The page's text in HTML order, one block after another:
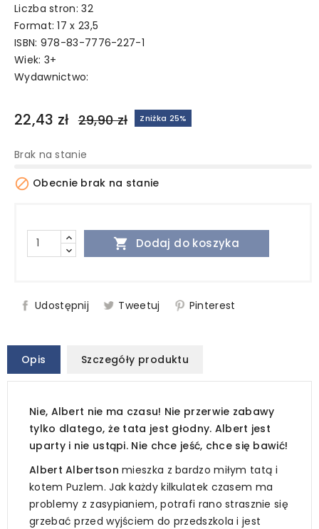
Liczba stron: 32
Format: 17 x 23,5
ISBN: 978-83-7776-227-1
Wiek: 3+
Wydawnictwo:
22,43 zł 29,90 zł Zniżka 25%
Brak na stanie
 Obecnie brak na stanie
 Dodaj do koszyka
Udostępnij Tweetuj Pinterest
Opis Szczegóły produktu
Nie, Albert nie ma czasu! Nie przerwie zabawy
tylko dlatego, że tata jest głodny. Albert jest
uparty i nie ustąpi. Nie chce jeść, chce się bawić!
Albert Albertson mieszka z bardzo miłym tatą i
kotem Puzlem. Jak każdy kilkulatek czasem ma
problemy z zasypianiem, potrafi rano strasznie się
grzebać przed wyjściem do przedszkola i jest